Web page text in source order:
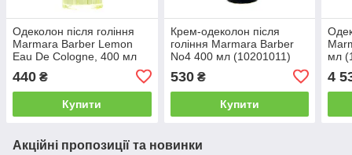
Одеколон після гоління
Marmara Barber Lemon
Eau De Cologne, 400 мл
440 ₴
Купити
Крем-одеколон після
гоління Marmara Barber
No4 400 мл (10201011)
530₴
Купити
мл
4
Акційні пропозиції та новинки